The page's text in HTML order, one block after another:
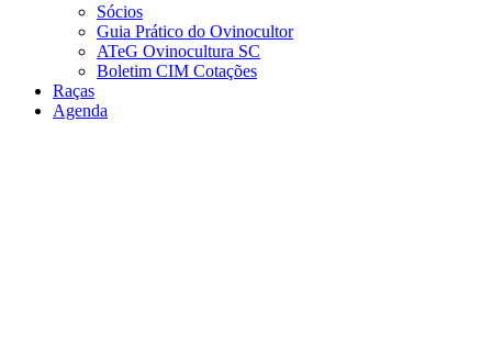
Sócios
Guia Prático do Ovinocultor
ATeG Ovinocultura SC
Boletim CIM Cotações
Raças
Agenda